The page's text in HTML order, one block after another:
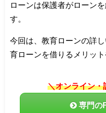
ローンは保護者がローン
す。
今回は、教育ローンの詳
育ローンを借りるメリッ
＼オンライン・
専門の